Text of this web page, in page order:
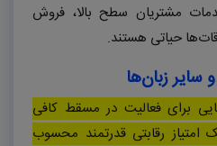
مشتریان سطح بالا، فروش
حیاتی هستند.
سایر زبان‌ها
برای فعالیت در مسقط کافی
رقابتی قدرتمند محسوب